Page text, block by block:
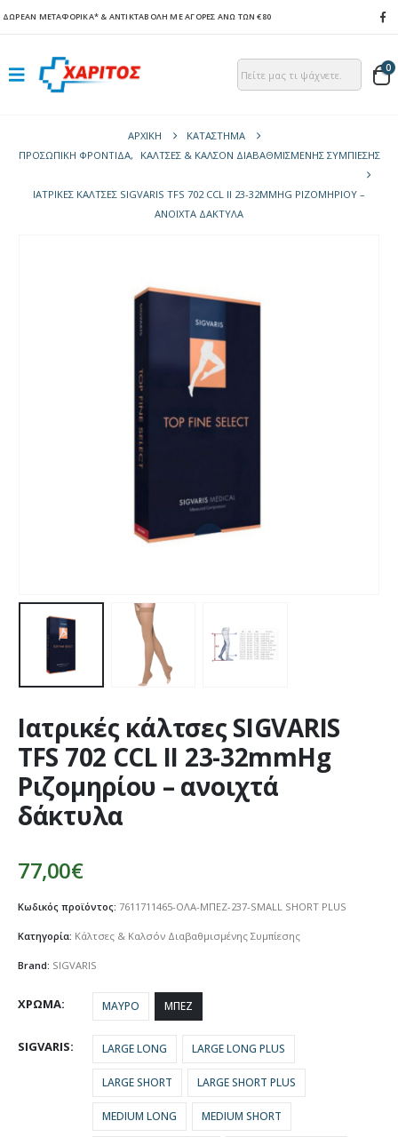
ΔΩΡΕΑΝ ΜΕΤΑΦΟΡΙΚΑ* & ΑΝΤΙΚΤΑΒΟΛΗ ΜΕ ΑΓΟΡΕΣ ΑΝΩ ΤΩΝ €80
0
ΑΡΧΙΚΉ
ΚΑΤΆΣΤΗΜΑ
ΠΡΟΣΩΠΙΚΗ ΦΡΟΝΤΙΔΑ, ΚΆΛΤΣΕΣ & ΚΑΛΣΌΝ ΔΙΑΒΑΘΜΙΣΜΈΝΗΣ ΣΥΜΠΊΕΣΗΣ
ΙΑΤΡΙΚΈΣ ΚΆΛΤΣΕΣ SIGVARIS TFS 702 CCL II 23-32MMHG ΡΙΖΟΜΗΡΊΟΥ –
ΑΝΟΙΧΤΆ ΔΆΚΤΥΛΑ
Ιατρικές κάλτσες SIGVARIS
TFS 702 CCL II 23-32mmHg
Ριζομηρίου – ανοιχτά
δάκτυλα
77,00€
Κωδικός προϊόντος: 7611711465-ΟΛΑ-ΜΠΕΖ-237-SMALL SHORT PLUS
Κατηγορία: Κάλτσες & Καλσόν Διαβαθμισμένης Συμπίεσης
Brand: SIGVARIS
ΧΡΩΜΑ ΜΑΥΡΟ ΜΠΕΖ
SIGVARIS LARGE LONG LARGE LONG PLUS
LARGE SHORT LARGE SHORT PLUS
MEDIUM LONG MEDIUM SHORT